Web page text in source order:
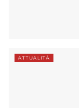
ATTUALITÀ